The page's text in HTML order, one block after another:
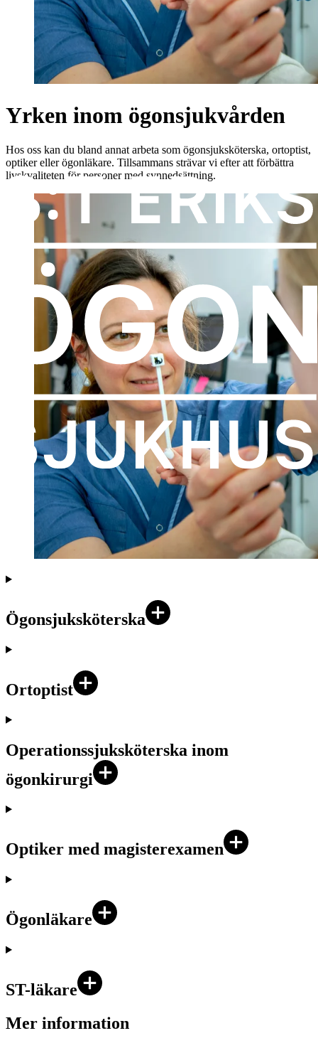
Yrken inom ögonsjukvården
Hos oss kan du bland annat arbeta som ögonsjuksköterska, ortoptist,
optiker eller ögonläkare. Tillsammans strävar vi efter att förbättra
livskvaliteten för personer med synnedsättning.
Ögonsjuksköterska
Ortoptist
Operationssjuksköterska inom
ögonkirurgi
Optiker med magisterexamen
Ögonläkare
ST-läkare
Mer information